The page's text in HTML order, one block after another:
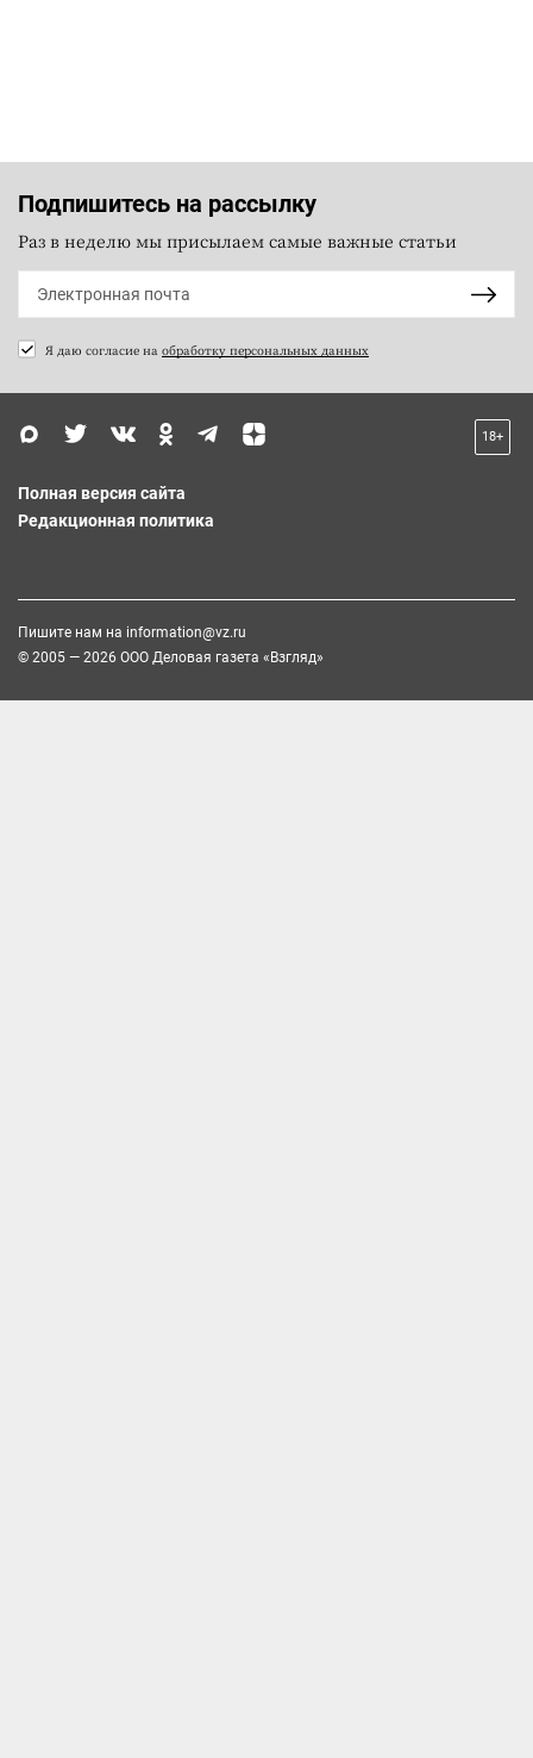
Подпишитесь на рассылку
Раз в неделю мы присылаем самые важные статьи
Я даю согласие на обработку персональных данных
18+
Полная версия сайта
Редакционная политика
Пишите нам на information@vz.ru
© 2005 — 2026 ООО Деловая газета «Взгляд»